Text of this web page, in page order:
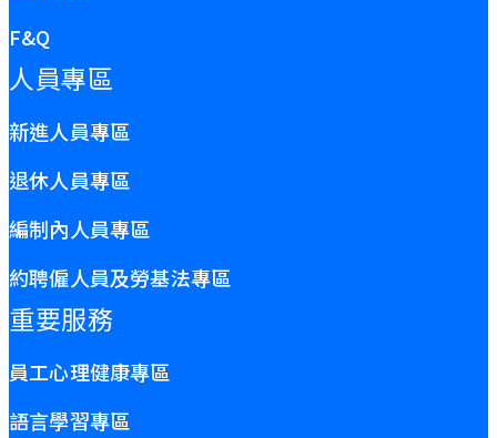
F&Q
人員專區
新進人員專區
退休人員專區
編制內人員專區
約聘僱人員及勞基法專區
重要服務
員工心理健康專區
語言學習專區